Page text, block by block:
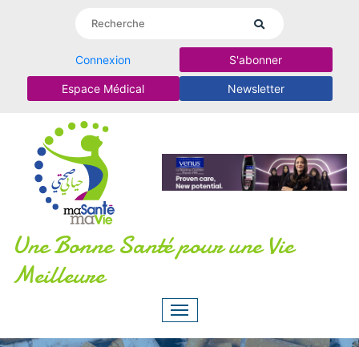
Connexion S'abonner
Espace Médical Newsletter
Une Bonne Santé pour une Vie
Meilleure